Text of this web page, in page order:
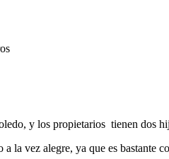
y los propietarios tienen
a la vez alegre, ya que es